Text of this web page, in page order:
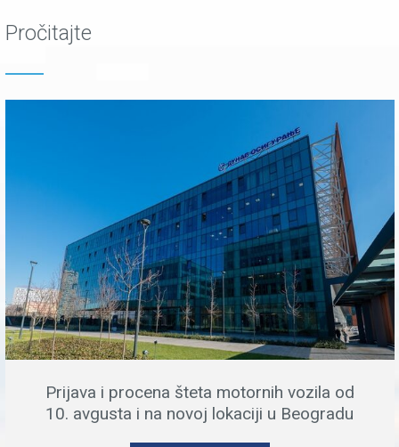
Pročitajte
Prijava i procena šteta motornih vozila od
10. avgusta i na novoj lokaciji u Beogradu